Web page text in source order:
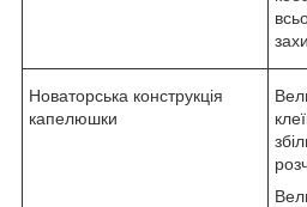
Новаторська конструкція
капелюшки